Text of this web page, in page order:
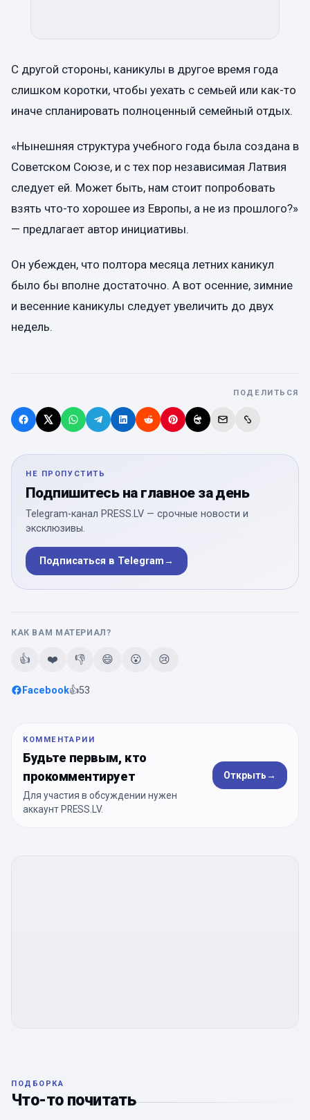
С другой стороны, каникулы в другое время года
слишком коротки, чтобы уехать с семьей или как-то
иначе спланировать полноценный семейный отдых.
«Нынешняя структура учебного года была создана в
Советском Союзе, и с тех пор независимая Латвия
следует ей. Может быть, нам стоит попробовать
взять что-то хорошее из Европы, а не из прошлого?»
— предлагает автор инициативы.
Он убежден, что полтора месяца летних каникул
было бы вполне достаточно. А вот осенние, зимние
и весенние каникулы следует увеличить до двух
недель.
ПОДЕЛИТЬСЯ
НЕ ПРОПУСТИТЬ
Подпишитесь на главное за день
Telegram-канал PRESS.LV — срочные новости и
эксклюзивы.
Подписаться в Telegram→
КАК ВАМ МАТЕРИАЛ?
👍 ❤️ 👎 😄 😮 😢
Facebook👍53
КОММЕНТАРИИ
Будьте первым, кто
прокомментирует
Для участия в обсуждении нужен
аккаунт PRESS.LV.
Открыть→
ПОДБОРКА
Что-то почитать